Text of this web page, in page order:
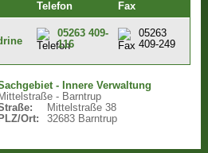
Telefon Fax
05263 409-
116
05263
409-249
- Innere Verwaltung
Mittelstraße - Barntrup
Mittelstraße 38
PLZ/Ort:
32683 Barntrup